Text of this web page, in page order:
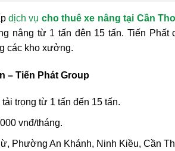
dịch vụ cho thuê xe nâng tại Cần
nâng từ 1 tấn đên 15 tấn. Tiến Phất
các kho xưởng.
– Tiến Phát Group
trọng từ 1 tấn đến 15 tấn.
vnđ/tháng.
Phường An Khánh, Ninh Kiều, Cần